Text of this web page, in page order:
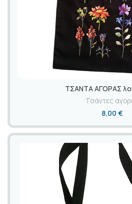
ΤΣΑΝΤΑ ΑΓΟΡΑΣ
Τσάντες
8,00 €